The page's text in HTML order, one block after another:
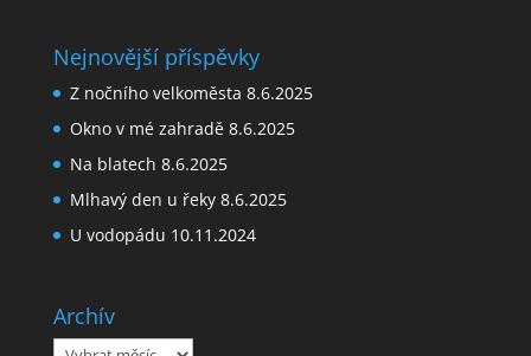
Nejnovější příspěvky
Z nočního velkoměsta 8.6.2025
Okno v mé zahradě 8.6.2025
Na blatech 8.6.2025
Mlhavý den u řeky 8.6.2025
U vodopádu 10.11.2024
Archív
Archív